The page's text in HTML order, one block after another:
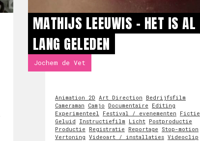
MATHIJS LEEUWIS - HET IS AL
LANG GELEDEN
Jochem de Vet
Animation 2D Art Direction Bedrijfsfilm
Cameraman Camjo Documentaire Editing
Experimenteel
Festival / evenementen Fictie
Geluid Instructiefilm Licht Postproductie
Productie Registratie Reportage Stop-motion
Vertoning Videoart / installaties Videoclip